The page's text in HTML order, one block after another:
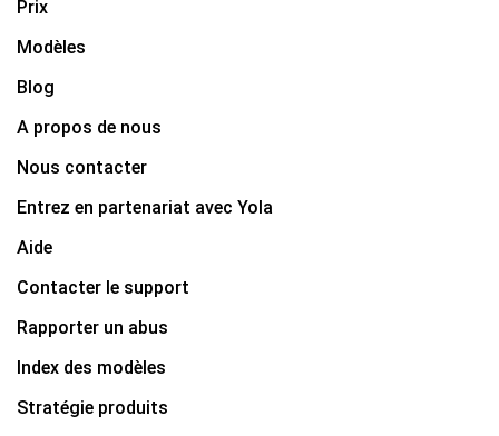
Prix
Modèles
Blog
A propos de nous
Nous contacter
Entrez en partenariat avec Yola
Aide
Contacter le support
Rapporter un abus
Index des modèles
Stratégie produits